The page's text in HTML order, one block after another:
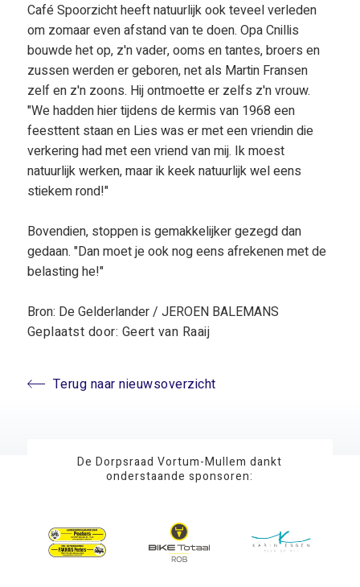
Café Spoorzicht heeft natuurlijk ook teveel verleden
om zomaar even afstand van te doen. Opa Cnillis
bouwde het op, z'n vader, ooms en tantes, broers en
zussen werden er geboren, net als Martin Fransen
zelf en z'n zoons. Hij ontmoette er zelfs z'n vrouw.
"We hadden hier tijdens de kermis van 1968 een
feesttent staan en Lies was er met een vriendin die
verkering had met een vriend van mij. Ik moest
natuurlijk werken, maar ik keek natuurlijk wel eens
stiekem rond!"
Bovendien, stoppen is gemakkelijker gezegd dan
gedaan. "Dan moet je ook nog eens afrekenen met de
belasting he!"
Bron: De Gelderlander / JEROEN BALEMANS
Geplaatst door: Geert van Raaij
Terug naar nieuwsoverzicht
De Dorpsraad Vortum-Mullem dankt
onderstaande sponsoren: